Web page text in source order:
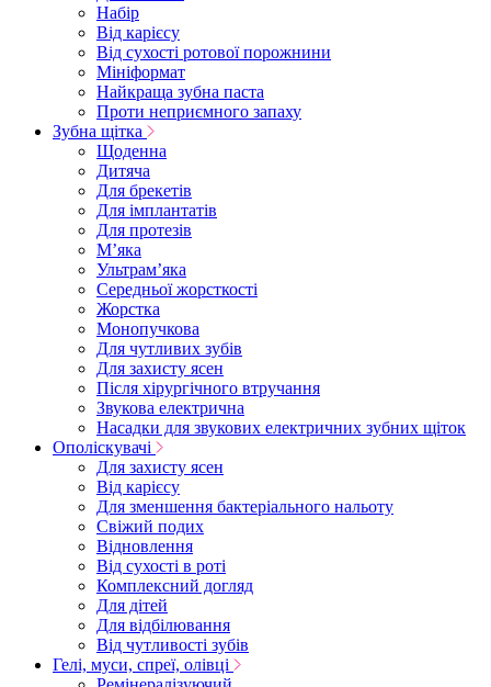
Набір
Від карієсу
Від сухості ротової порожнини
Мініформат
Найкраща зубна паста
Проти неприємного запаху
Зубна щітка
Щоденна
Дитяча
Для брекетів
Для імплантатів
Для протезів
Мʼяка
Ультрамʼяка
Середньої жорсткості
Жорстка
Монопучкова
Для чутливих зубів
Для захисту ясен
Після хірургічного втручання
Звукова електрична
Насадки для звукових електричних зубних щіток
Ополіскувачі
Для захисту ясен
Від карієсу
Для зменшення бактеріального нальоту
Свіжий подих
Відновлення
Від сухості в роті
Комплексний догляд
Для дітей
Для відбілювання
Від чутливості зубів
Гелі, муси, спреї, олівці